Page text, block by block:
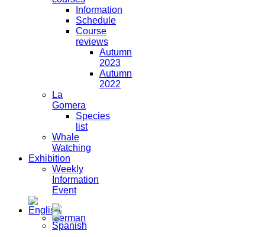
Information
Schedule
Course
reviews
Autumn
2023
Autumn
2022
La
Gomera
Species
list
Whale
Watching
Exhibition
Weekly
Information
Event